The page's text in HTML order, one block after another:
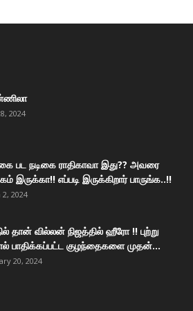
2024
பட நடிகை ராதிகாவா இது?? அவரை
இருக்கா!! எப்படி இருக்கிறார் பாருங்க..!!
2024
தான் வில்லன் நிஜத்தில் ஹீரோ !! புற்று
பாதிக்கப்பட்ட குழந்தைகளை முதன்...
20, 2024